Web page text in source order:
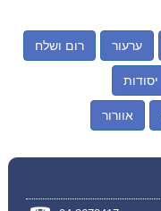
ערעור רום ושלח
יסודות
אוורור